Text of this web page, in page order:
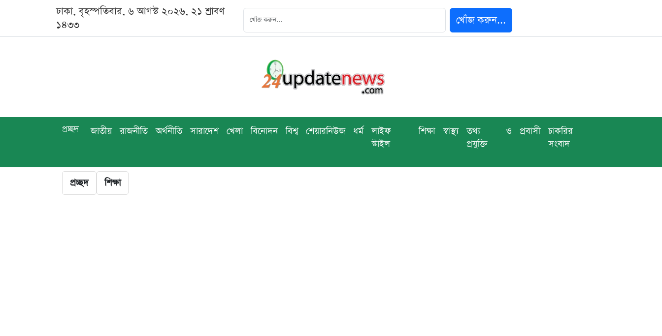
ঢাকা, বৃহস্পতিবার, ৬ আগস্ট ২০২৬, ২১ শ্রাবণ
১৪৩৩
খোঁজ করুন...
প্রচ্ছদ জাতীয় রাজনীতি অর্থনীতি সারাদেশ খেলা বিনোদন বিশ্ব শেয়ারনিউজ ধর্ম
লাইফ
স্টাইল
শিক্ষা স্বাস্থ্য
তথ্য ও
প্রযুক্তি
প্রবাসী
চাকরির
সংবাদ
প্রচ্ছদ শিক্ষা